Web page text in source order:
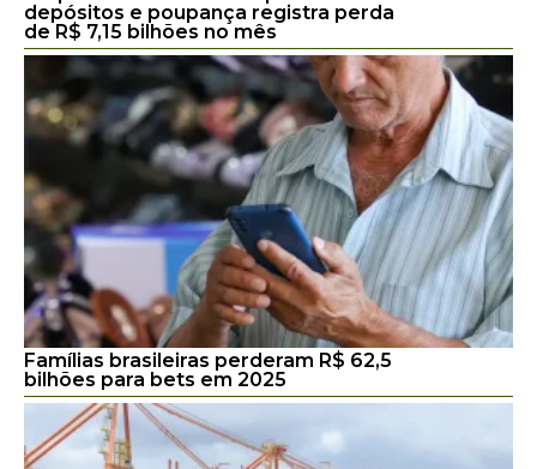
depósitos e poupança registra perda
de R$ 7,15 bilhões no mês
Famílias brasileiras perderam R$ 62,5
bilhões para bets em 2025